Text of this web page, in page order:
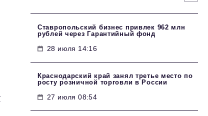
Интервью Сделано в России Право
Ставропольский бизнес привлек 962 млн
рублей через Гарантийный фонд
28 июля 14:16
Краснодарский край занял третье место по
росту розничной торговли в России
27 июля 08:54